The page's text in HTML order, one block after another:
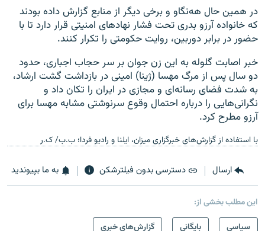
در همین حال هه‌نگاو و برخی دیگر از منابع گزارش داده‌ بودند
که خانواده آرزو بدری تحت فشار نهادهای امنیتی قرار دارد تا با
حضور در برابر دوربین، روایت حکومتی را تکرار کنند.
خبر اصابت گلوله به این زن جوان بر سر حجاب اجباری، حدود
دو سال پس از مرگ مهسا (ژینا) امینی در بازداشت گشت ارشاد،
به شدت فضای رسانه‌ای و مجازی در ایران را تکان داد و
نگرانی‌هایی را درباره احتمال وقوع سرنوشتی مشابه مهسا برای
آرزو مطرح کرد.
با استفاده از گزارش‌های خبرگزاری میزان، ایلنا و رادیو فردا؛ ب.ب/ ک.ر
ارسال دسترسی بدون فیلترشکن به ما بپیوندید
این مطلب بخشی از:
سیاسی
بایگانی گزارش‌های خبری